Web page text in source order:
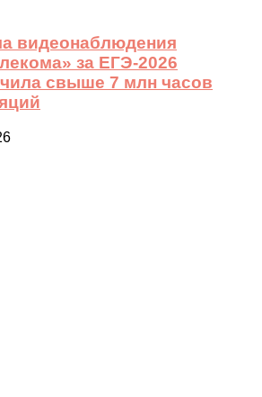
видеонаблюдения
за ЕГЭ-2026
свыше 7 млн часов